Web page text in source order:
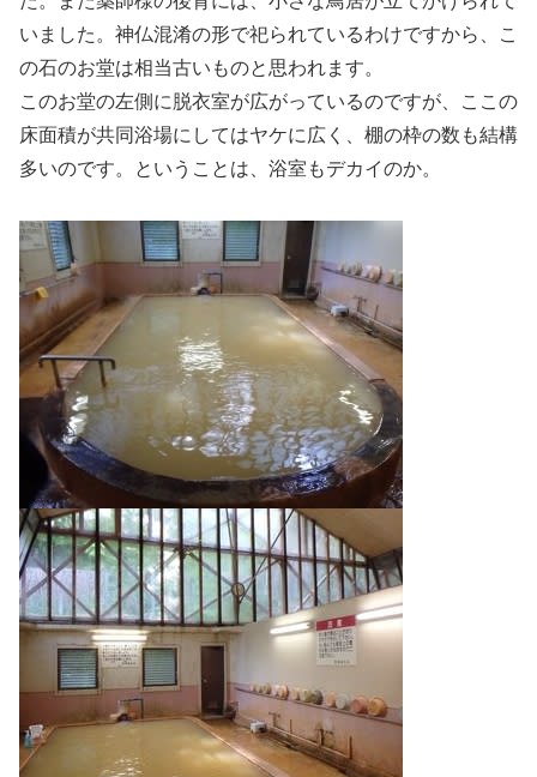
いました。神仏混淆の形で祀られているわけですから、こ
の石のお堂は相当古いものと思われます。
このお堂の左側に脱衣室が広がっているのですが、ここの
床面積が共同浴場にしてはヤケに広く、棚の枠の数も結構
多いのです。ということは、浴室もデカイのか。